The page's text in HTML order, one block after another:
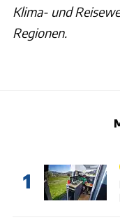
Klima- und
Regionen.
1